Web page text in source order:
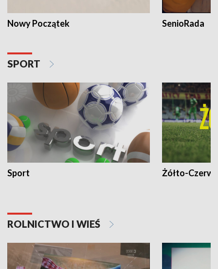
Nowy Początek SenioRada
SPORT
Sport Żółto-
ROLNICTWO I WIEŚ